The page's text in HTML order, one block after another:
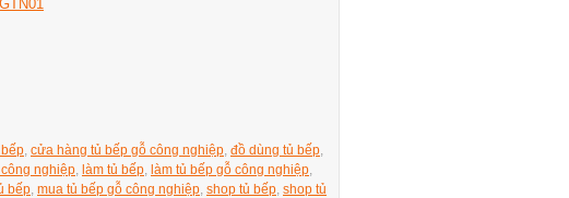
, cửa hàng tủ bếp gỗ công nghiệp, đồ dùng tủ bếp,
nghiệp, làm tủ bếp, làm tủ bếp gỗ công nghiệp,
bếp, mua tủ bếp gỗ công nghiệp, shop tủ bếp, shop tủ